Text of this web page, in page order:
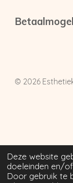
Deze website
doeleinden en/
Door gebruik te
© 2026